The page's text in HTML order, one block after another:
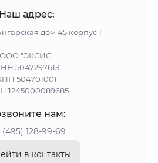
Наш адрес:
дом 45 корпус 1
ООО "ЭКСИС"
5047297613
504701001
1245000089685
нам:
(495) 128-99-69
в контакты